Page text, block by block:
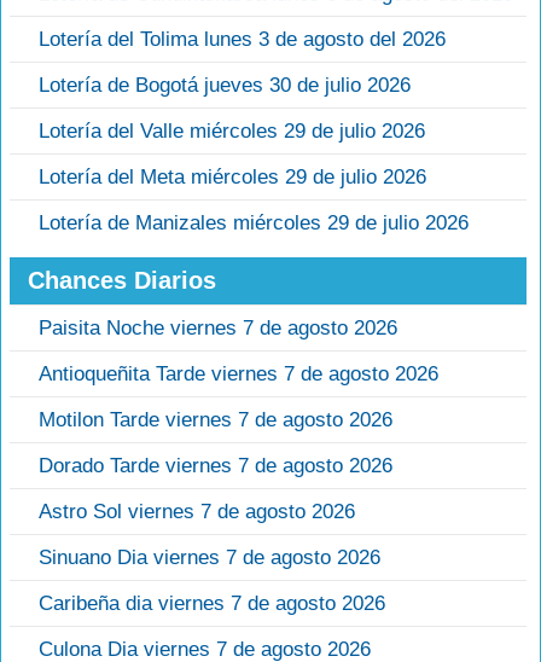
Lotería del Tolima lunes 3 de agosto del 2026
Lotería de Bogotá jueves 30 de julio 2026
Lotería del Valle miércoles 29 de julio 2026
Lotería del Meta miércoles 29 de julio 2026
Lotería de Manizales miércoles 29 de julio 2026
Chances Diarios
Paisita Noche viernes 7 de agosto 2026
Antioqueñita Tarde viernes 7 de agosto 2026
Motilon Tarde viernes 7 de agosto 2026
Dorado Tarde viernes 7 de agosto 2026
Astro Sol viernes 7 de agosto 2026
Sinuano Dia viernes 7 de agosto 2026
Caribeña dia viernes 7 de agosto 2026
Culona Dia viernes 7 de agosto 2026